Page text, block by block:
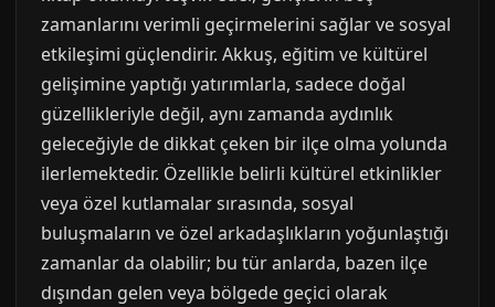
zamanlarını verimli geçirmelerini sağlar ve sosyal
etkileşimi güçlendirir. Akkuş, eğitim ve kültürel
gelişimine yaptığı yatırımlarla, sadece doğal
güzellikleriyle değil, aynı zamanda aydınlık
geleceğiyle de dikkat çeken bir ilçe olma yolunda
ilerlemektedir. Özellikle belirli kültürel etkinlikler
veya özel kutlamalar sırasında, sosyal
buluşmaların ve özel arkadaşlıkların yoğunlaştığı
zamanlar da olabilir; bu tür anlarda, bazen ilçe
dışından gelen veya bölgede geçici olarak